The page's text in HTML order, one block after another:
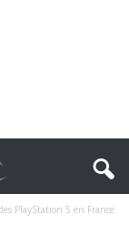
PlayStation 5 en France